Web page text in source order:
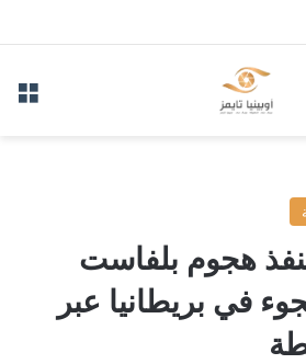
هجوم بلفاست
في بريطانيا عبر